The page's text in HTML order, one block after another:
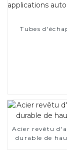
Tubes
Acier revêtu
durable de